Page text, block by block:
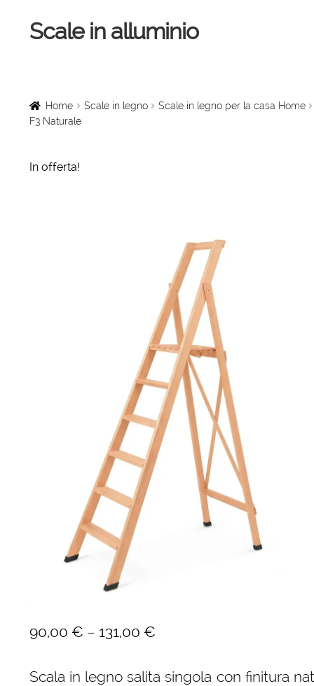
Vai
alla
Vai
al
Scale in alluminio
Scale a chiocciola
Parapetti Ringhiere Balaustre in acciaio e alluminio
Cerniere freni per porte
Articoli per la casa
Home Scale in legno
Scale in legno per la casa Home
F3 Naturale
In offerta!
Scale per per la casa HOME
Naturale
90,00 € – 131,00 €
Scala in legno salita singola con finitura